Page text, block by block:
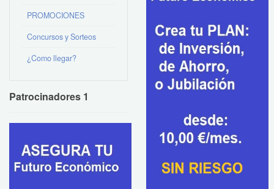
PROMOCIONES
Concursos y Sorteos
¿Como llegar?
Patrocinadores 1